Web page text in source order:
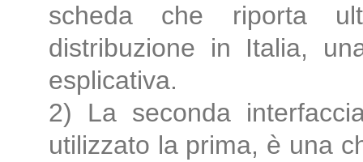
scheda che riporta
distribuzione in Italia,
esplicativa.
2) La seconda
utilizzato la prima, è una